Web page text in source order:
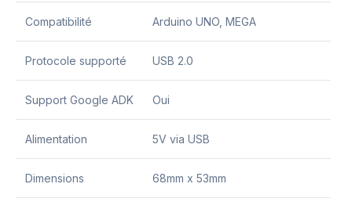
Compatibilité Arduino UNO, MEGA
Protocole supporté USB 2.0
Support Google ADK Oui
Alimentation 5V via USB
Dimensions 68mm x 53mm